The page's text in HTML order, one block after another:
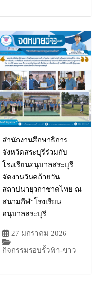
สำนักงานศึกษาธิการ
จังหวัดสระบุรีร่วมกับ
โรงเรียนอนุบาลสระบุรี
จัดงานวันคล้ายวัน
สถาปนายุวกาชาดไทย ณ
สนามกีฬาโรงเรียน
อนุบาลสระบุรี
27 มกราคม 2026
กิจกรรมรอบรั้วฟ้า-ขาว